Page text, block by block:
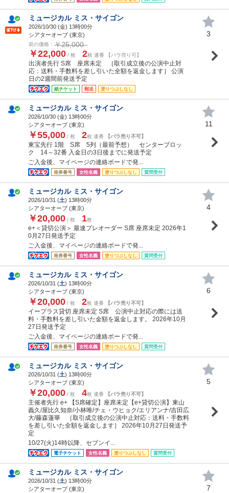
ミュージカル ミス・サイゴン
2026/10/30 (金) 13時00分
シアターオーブ (東京)
前の価格： ￥25,000
￥22,000 / 枚 2枚 連番 【バラ売り可】
出演者先行 S席 座席未定 ［取引成立後の公演中止対
応：送料・手数料を差し引いた全額を返金します］ 公演
日の2週間前発送予定
紙チケット 郵送 塗りつぶしなし
3
ミュージカル ミス・サイゴン
2026/10/30 (金) 13時00分
シアターオーブ (東京)
￥55,000 / 枚 2枚 連番 【バラ売り不可】
東宝先行 1階 S席 5列（最前予想） センターブロッ
ク 14～32番 入金日の3日後までに発送予定
ご入金後、マイページの連絡ボードで発...
発券番号 女性名義 塗りつぶしなし 質問受付
11
ミュージカル ミス・サイゴン
2026/10/31 (土) 13時00分
シアターオーブ (東京)
￥20,000 / 枚 1枚
e+＜貸切公演＞ 最速プレオーダー S席 座席未定 2026年1
0月27日発送予定
ご入金後、マイページの連絡ボードで発...
発券番号 女性名義 塗りつぶしなし 質問受付
4
ミュージカル ミス・サイゴン
2026/10/31 (土) 13時00分
シアターオーブ (東京)
￥20,000 / 枚 2枚 連番 【バラ売り不可】
イープラス貸切 座席未定 S席 公演中止対応の際には送
料・手数料を差し引いた金額を返金します。 2026年10月
27日発送予定
ご入金後、マイページの連絡ボードで発...
発券番号 女性名義 塗りつぶしなし 質問受付
6
ミュージカル ミス・サイゴン
2026/10/31 (土) 13時00分
シアターオーブ (東京)
￥20,000 / 枚 4枚 連番 【バラ売り不可】
主催者先行 e+ 【S席確定】座席未定【e+貸切公演】東山
義久/屋比久知奈/小林唯/チェ・ウヒョク/エリアンナ/吉田広
大/藤森蓮華 ［取引成立後の公演中止対応：送料・手数料
を差し引いた全額を返金します］ 2026年10月27日発送予
定
10/27(火)14時以降、セブンイ...
電子チケット 女性名義 塗りつぶしなし 質問受付
5
ミュージカル ミス・サイゴン
2026/10/31 (土) 13時00分
シアターオーブ (東京)
7